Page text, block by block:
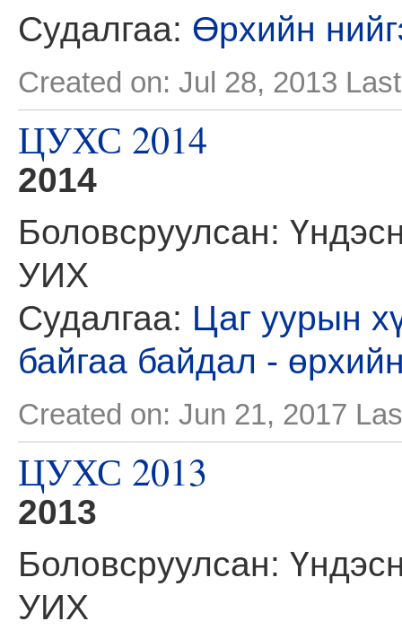
Судалгаа: Өрхийн
Created on: Jul 28, 2013
ЦУХС 2014
2014
Боловсруулсан:
УИХ
Судалгаа: Цаг уурын
байгаа байдал -
Created on: Jun 21, 2017
ЦУХС 2013
2013
Боловсруулсан:
УИХ